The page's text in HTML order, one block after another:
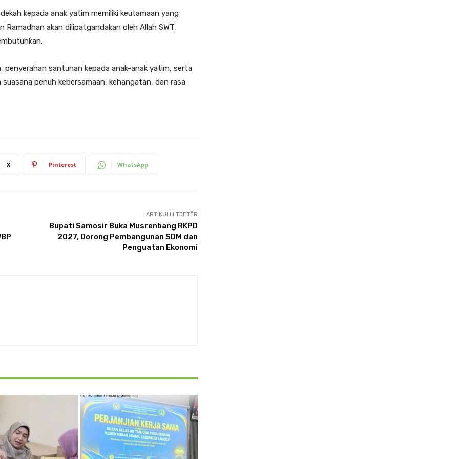
kepada anak yatim memiliki keutamaan yang
Ramadhan akan dilipatgandakan oleh Allah SWT,
penyerahan santunan kepada anak-anak yatim, serta
penuh kebersamaan, kehangatan, dan rasa
X Pinterest WhatsApp
ARTIKULLI TJETËR
Bupati Samosir Buka Musrenbang RKPD
2027, Dorong Pembangunan SDM dan
Penguatan Ekonomi